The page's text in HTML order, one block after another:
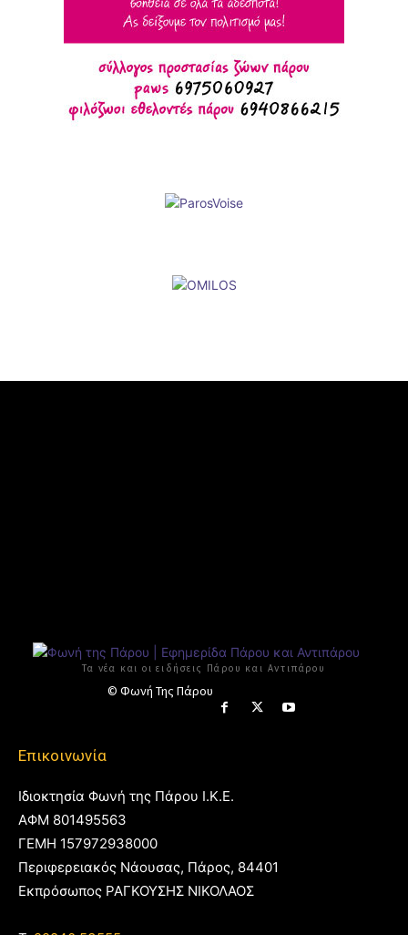
Τα νέα και οι ειδήσεις Πάρου και Αντιπάρου
© Φωνή Της Πάρου
Επικοινωνία
Ιδιοκτησία Φωνή της Πάρου Ι.Κ.Ε.
ΑΦΜ 801495563
ΓΕΜΗ 157972938000
Περιφερειακός Νάουσας, Πάρος, 84401
Εκπρόσωπος ΡΑΓΚΟΥΣΗΣ ΝΙΚΟΛΑΟΣ